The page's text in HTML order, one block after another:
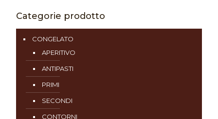
Categorie prodotto
CONGELATO
APERITIVO
ANTIPASTI
PRIMI
SECONDI
CONTORNI